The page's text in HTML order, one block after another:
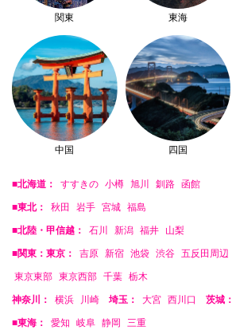
関東 東海
中国 四国
■北海道： すすきの 小樽 旭川 釧路 函館
■東北： 秋田 岩手 宮城 福島
■北陸・甲信越： 石川 新潟 福井 山梨
■関東：東京： 吉原 新宿 池袋 渋谷 五反田周辺
東京東部 東京西部 千葉 栃木
神奈川： 横浜 川崎 埼玉： 大宮 西川口 茨城：
■東海： 愛知 岐阜 静岡 三重